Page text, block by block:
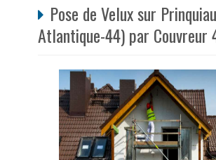
Pose de Velux sur
Atlantique-44) par Couvreur